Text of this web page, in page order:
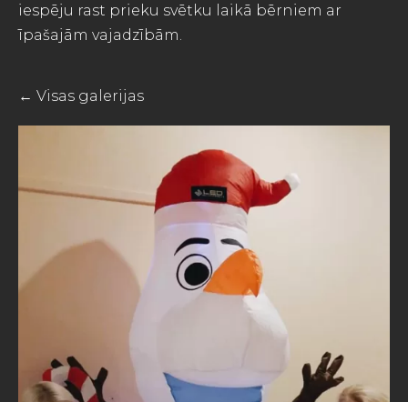
iespēju rast prieku svētku laikā bērniem ar
īpašajām vajadzībām.
Visas galerijas